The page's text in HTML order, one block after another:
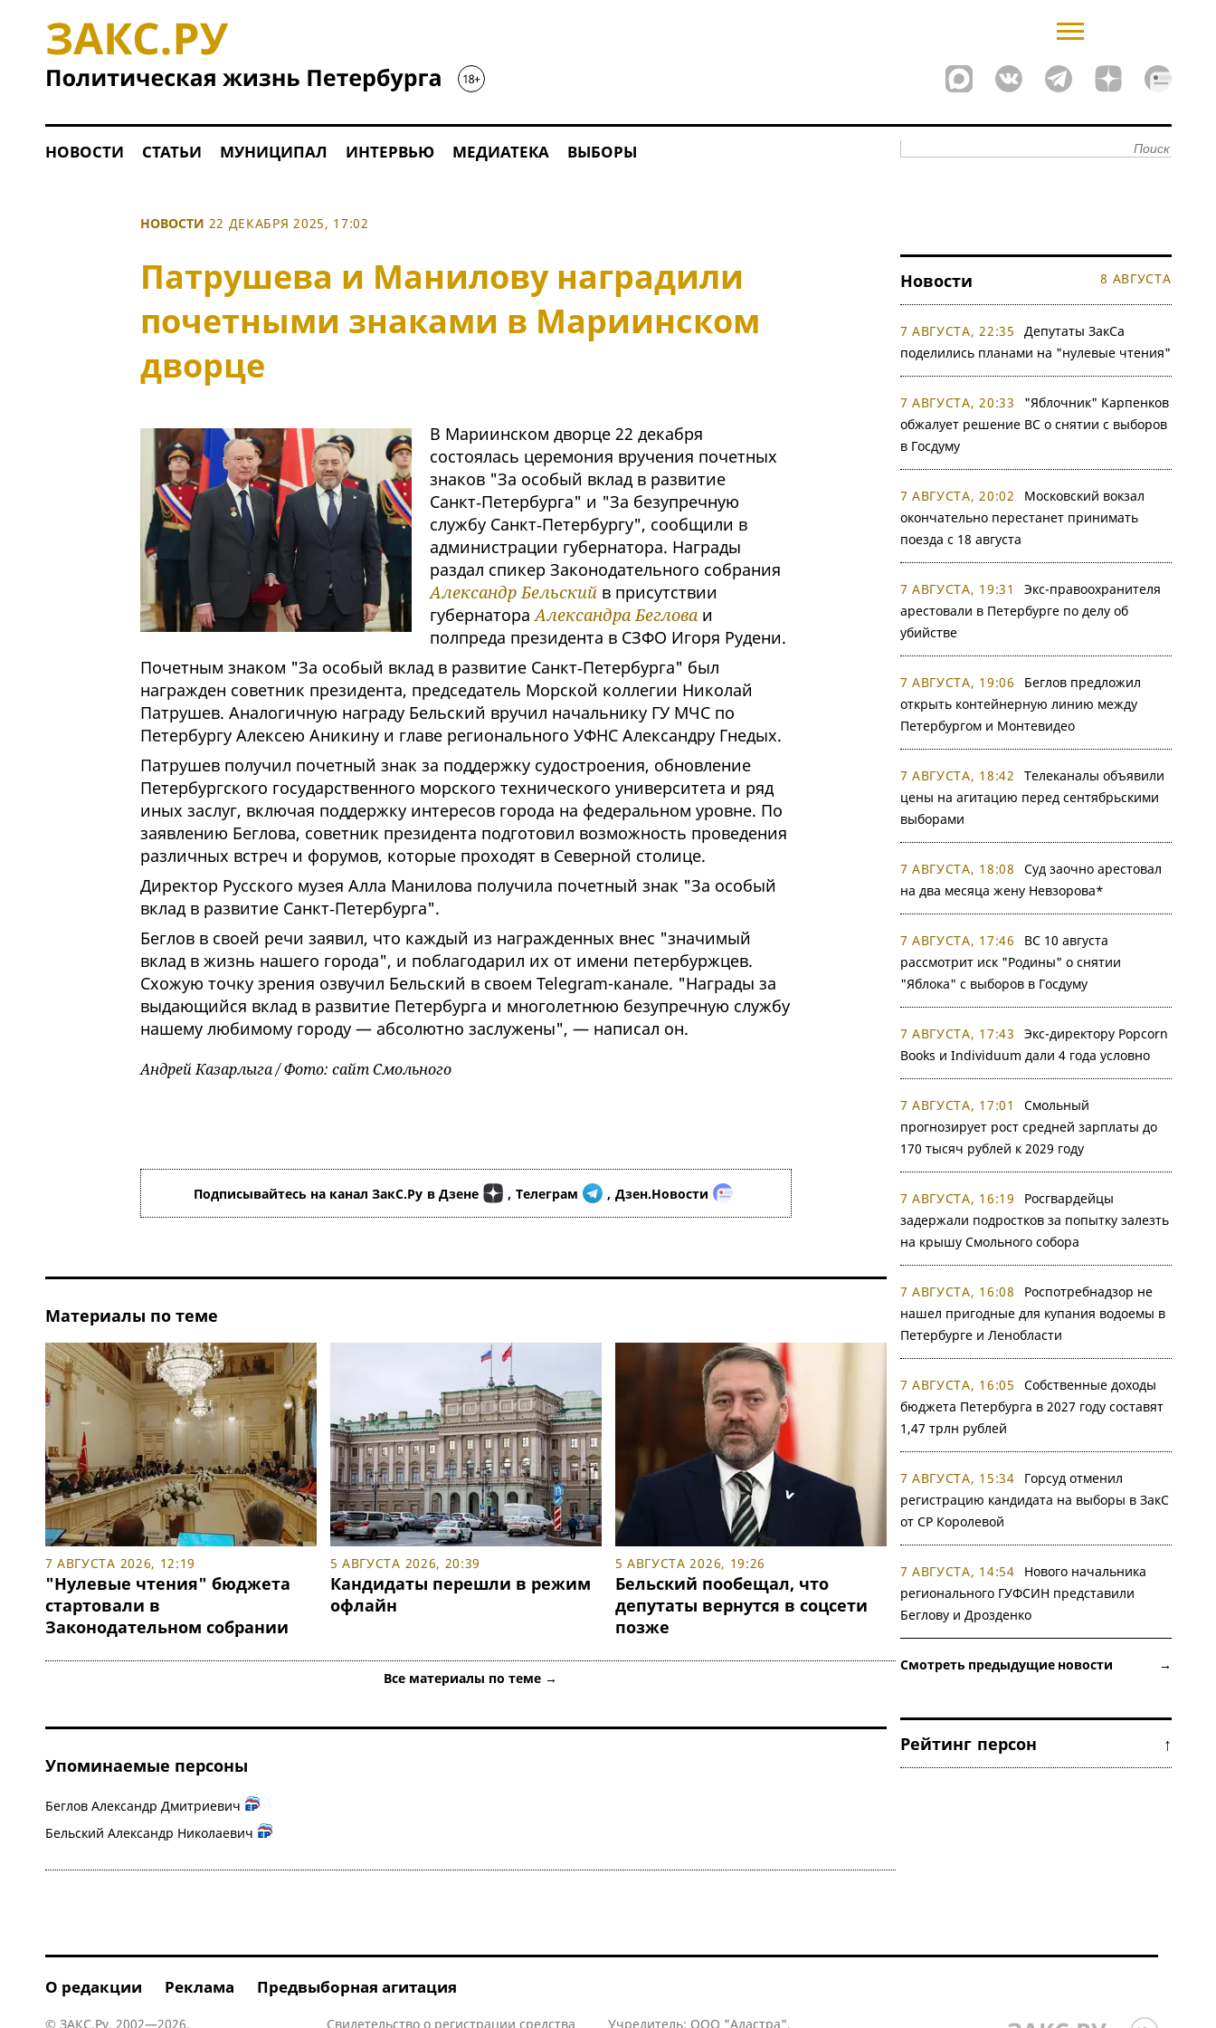
НОВОСТИ СТАТЬИ МУНИЦИПАЛ ИНТЕРВЬЮ МЕДИАТЕКА ВЫБОРЫ
НОВОСТИ 22 ДЕКАБРЯ 2025, 17:02
Патрушева и Манилову наградили
почетными знаками в Мариинском
дворце
В Мариинском дворце 22 декабря
состоялась церемония вручения почетных
знаков "За особый вклад в развитие
Санкт‑Петербурга" и "За безупречную
службу Санкт‑Петербургу", сообщили в
администрации губернатора. Награды
раздал спикер Законодательного собрания
Александр Бельскийв присутствии
губернатораАлександра Бегловаи
полпреда президента в СЗФО Игоря Рудени.
Почетным знаком "За особый вклад в развитие Санкт‑Петербурга" был
награжден советник президента, председатель Морской коллегии Николай
Патрушев. Аналогичную награду Бельский вручил начальнику ГУ МЧС по
Петербургу Алексею Аникину и главе регионального УФНС Александру Гнедых.
Патрушев получил почетный знак за поддержку судостроения, обновление
Петербургского государственного морского технического университета и ряд
иных заслуг, включая поддержку интересов города на федеральном уровне. По
заявлению Беглова, советник президента подготовил возможность проведения
различных встреч и форумов, которые проходят в Северной столице.
Директор Русского музея Алла Манилова получила почетный знак "За особый
вклад в развитие Санкт‑Петербурга".
Беглов в своей речи заявил, что каждый из награжденных внес "значимый
вклад в жизнь нашего города", и поблагодарил их от имени петербуржцев.
Схожую точку зрения озвучил Бельский в своем Telegram-канале. "Награды за
выдающийся вклад в развитие Петербурга и многолетнюю безупречную службу
нашему любимому городу — абсолютно заслужены", — написал он.
Андрей Казарлыга / Фото: сайт Смольного
Подписывайтесь на канал ЗакС.Ру в Дзене , Телеграм , Дзен.Новости
Материалы по теме
7 АВГУСТА 2026, 12:19
"Нулевые чтения" бюджета
стартовали в
Законодательном собрании
5 АВГУСТА 2026, 20:39
Кандидаты перешли в режим
офлайн
5 АВГУСТА 2026, 19:26
Бельский пообещал, что
депутаты вернутся в соцсети
позже
Все материалы по теме →
Упоминаемые персоны
Беглов Александр Дмитриевич
Бельский Александр Николаевич
Новости 8 АВГУСТА
7 АВГУСТА, 22:35
Депутаты ЗакСа
поделились планами на "нулевые чтения"
7 АВГУСТА, 20:33
"Яблочник" Карпенков
обжалует решение ВС о снятии с выборов
в Госдуму
7 АВГУСТА, 20:02
Московский вокзал
окончательно перестанет принимать
поезда с 18 августа
7 АВГУСТА, 19:31
Экс-правоохранителя
арестовали в Петербурге по делу об
убийстве
7 АВГУСТА, 19:06
Беглов предложил
открыть контейнерную линию между
Петербургом и Монтевидео
7 АВГУСТА, 18:42
Телеканалы объявили
цены на агитацию перед сентябрьскими
выборами
7 АВГУСТА, 18:08
Суд заочно арестовал
на два месяца жену Невзорова*
7 АВГУСТА, 17:46
ВС 10 августа
рассмотрит иск "Родины" о снятии
"Яблока" с выборов в Госдуму
7 АВГУСТА, 17:43
Экс-директору Popcorn
Books и Individuum дали 4 года условно
7 АВГУСТА, 17:01
Смольный
прогнозирует рост средней зарплаты до
170 тысяч рублей к 2029 году
7 АВГУСТА, 16:19
Росгвардейцы
задержали подростков за попытку залезть
на крышу Смольного собора
7 АВГУСТА, 16:08
Роспотребнадзор не
нашел пригодные для купания водоемы в
Петербурге и Ленобласти
7 АВГУСТА, 16:05
Собственные доходы
бюджета Петербурга в 2027 году составят
1,47 трлн рублей
7 АВГУСТА, 15:34
Горсуд отменил
регистрацию кандидата на выборы в ЗакС
от СР Королевой
7 АВГУСТА, 14:54
Нового начальника
регионального ГУФСИН представили
Беглову и Дрозденко
Смотреть предыдущие новости →
Рейтинг персон ↑
О редакции Реклама Предвыборная агитация
© ЗАКС.Ру, 2002—2026. Свидетельство о регистрации средства Учредитель: ООО "Адастра".